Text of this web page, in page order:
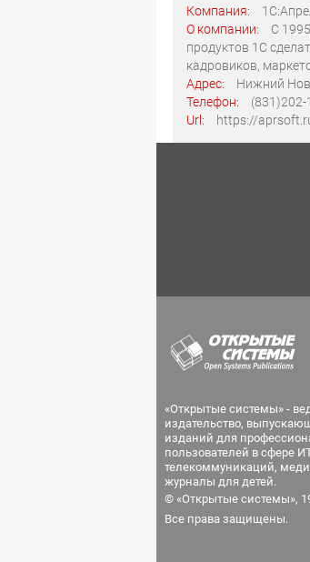
Компания:
О компании:
С
продуктов 1С
кадровиков,
Адрес:
Нижний
Телефон:
(831)202-
Url:
https://
«Открытые системы» -
издательство,
изданий для
пользователей в сфере
телекоммуникаций,
журналы для детей.
© «Открытые системы»,
Все права защищены.